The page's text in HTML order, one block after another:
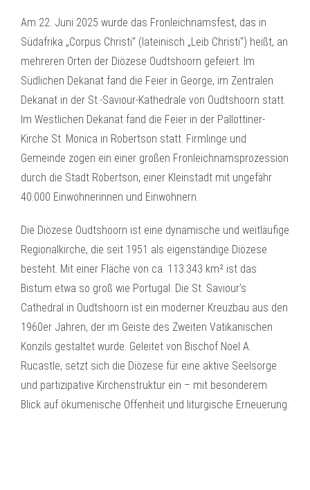
Am 22. Juni 2025 wurde das Fronleichnamsfest, das in
Südafrika „Corpus Christi“ (lateinisch „Leib Christi“) heißt, an
mehreren Orten der Diözese Oudtshoorn gefeiert. Im
Südlichen Dekanat fand die Feier in George, im Zentralen
Dekanat in der St.-Saviour-Kathedrale von Oudtshoorn statt.
Im Westlichen Dekanat fand die Feier in der Pallottiner-
Kirche St. Monica in Robertson statt. Firmlinge und
Gemeinde zogen ein einer großen Fronleichnamsprozession
durch die Stadt Robertson, einer Kleinstadt mit ungefähr
40.000 Einwohnerinnen und Einwohnern.
Die Diözese Oudtshoorn ist eine dynamische und weitläufige
Regionalkirche, die seit 1951 als eigenständige Diözese
besteht. Mit einer Fläche von ca. 113.343 km² ist das
Bistum etwa so groß wie Portugal. Die St. Saviour’s
Cathedral in Oudtshoorn ist ein moderner Kreuzbau aus den
1960er Jahren, der im Geiste des Zweiten Vatikanischen
Konzils gestaltet wurde. Geleitet von Bischof Noel A.
Rucastle, setzt sich die Diözese für eine aktive Seelsorge
und partizipative Kirchenstruktur ein – mit besonderem
Blick auf ökumenische Offenheit und liturgische Erneuerung.